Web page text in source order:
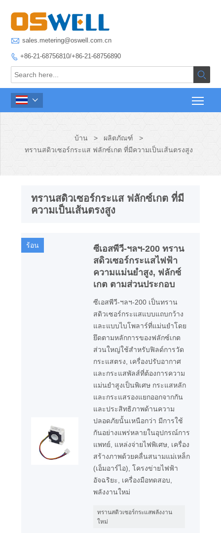
 sales.metering@oswell.com.cn
 +86-21-68756810/+86-21-68756890


บ้าน > ผลิตภัณฑ์
>
ทรานสดิวเซอร์กระแส ฟลักซ์เกต ที่มีความเป็นเส้นตรงสูง
ทรานสดิวเซอร์กระแส ฟลักซ์เกต ที่มี
ความเป็นเส้นตรงสูง
ร้อน
ซีเอสพีวี-ฯลฯ-200 ทราน
สดิวเซอร์กระแสไฟฟ้า
ความแม่นยำสูง, ฟลักซ์
เกต ตามส่วนประกอบ
ซีเอสพีวี-ฯลฯ-200 เป็นทราน
สดิวเซอร์กระแสแบบแถบกว้าง
และแบบไบโพลาร์ที่แม่นยำโดย
ยึดตามหลักการของฟลักซ์เกต
ส่วนใหญ่ใช้สำหรับฟิลด์การวัด
กระแสตรง, เครื่องปรับอากาศ
และกระแสพัลส์ที่ต้องการความ
แม่นยำสูงเป็นพิเศษ กระแสหลัก
และกระแสรองแยกออกจากกัน
และประสิทธิภาพด้านความ
ปลอดภัยนั้นเหนือกว่า มีการใช้
กันอย่างแพร่หลายในอุปกรณ์การ
แพทย์, แหล่งจ่ายไฟพิเศษ, เครื่อง
สร้างภาพด้วยคลื่นสนามแม่เหล็ก
(เอ็มอาร์ไอ), โครงข่ายไฟฟ้า
อัจฉริยะ, เครื่องมือทดสอบ,
พลังงานใหม่
ทรานสดิวเซอร์กระแสพลังงาน
ใหม่